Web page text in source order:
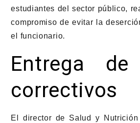
estudiantes del sector público,
compromiso de evitar la
el funcionario.
Entrega de
correctivos
El director de Salud y